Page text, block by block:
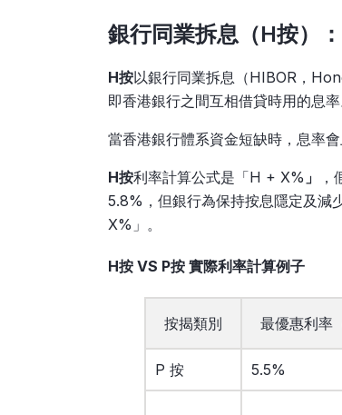
銀行同業拆息（H按）
H按以銀行同業拆息（HIBOR，
即香港銀行之間互相借貸時用的息率
當香港銀行體系資金短缺時，息率會
H按利率計算公式是「H + X% 」
5.8%，但銀行為保持按息隱定及減
X%」。
H按 VS P按 實際利率計算例子
按揭類別 最優惠利率
P 按 5.5%